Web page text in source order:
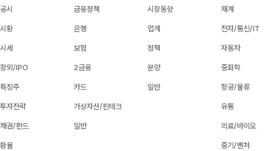
공시
시황
시세
장외/IPO
특징주
투자전략
채권/펀드
환율
금융정책
은행
보험
2금융
카드
가상자산/핀테크
일반
시장동향
업계
정책
분양
일반
재계
전자/통신/IT
자동차
중화학
항공/물류
유통
의료/바이오
중기/벤처